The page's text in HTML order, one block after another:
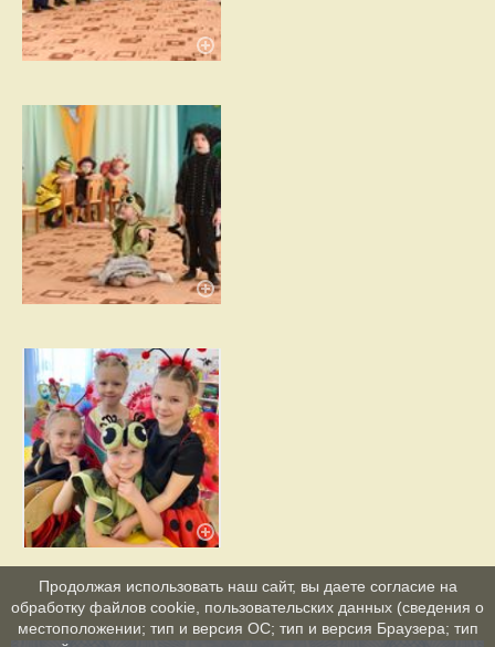
Продолжая использовать наш сайт, вы даете согласие на
обработку файлов cookie, пользовательских данных (сведения о
местоположении; тип и версия ОС; тип и версия Браузера; тип